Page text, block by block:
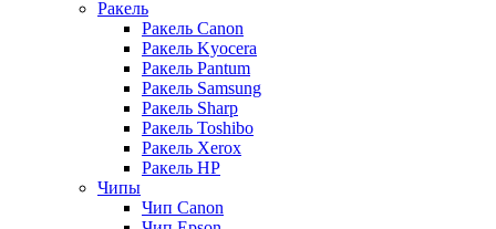
Ракель
Ракель Canon
Ракель Kyocera
Ракель Pantum
Ракель Samsung
Ракель Sharp
Ракель Toshibo
Ракель Xerox
Ракель НР
Чипы
Чип Canon